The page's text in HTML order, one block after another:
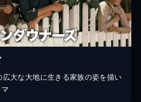
大な大地に生きる家族の姿を描い